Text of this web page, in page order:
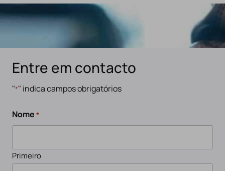
Entre em contacto
"*" indica campos obrigatórios
Nome *
Primeiro